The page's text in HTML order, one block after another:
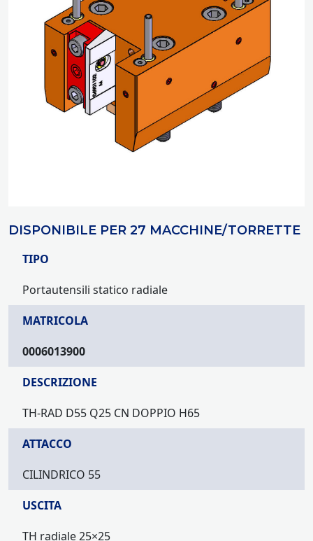
DISPONIBILE PER 27 MACCHINE/TORRETTE
TIPO
Portautensili statico radiale
MATRICOLA
0006013900
DESCRIZIONE
TH-RAD D55 Q25 CN DOPPIO H65
ATTACCO
CILINDRICO 55
USCITA
TH radiale 25×25